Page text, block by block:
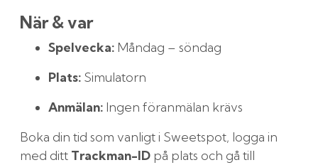
När & var
Spelvecka: Måndag – söndag
Plats: Simulatorn
Anmälan: Ingen föranmälan krävs
Boka din tid som vanligt i Sweetspot, logga in
med ditt Trackman-ID på plats och gå till